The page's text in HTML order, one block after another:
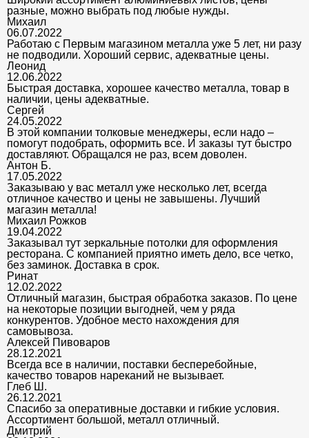
разные, можно выбрать под любые нужды.
Михаил
06.07.2022
Работаю с Первым магазином металла уже 5 лет, ни разу
не подводили. Хороший сервис, адекватные цены.
Леонид
12.06.2022
Быстрая доставка, хорошее качество металла, товар в
наличии, цены адекватные.
Сергей
24.05.2022
В этой компании толковые менеджеры, если надо –
помогут подобрать, оформить все. И заказы тут быстро
доставляют. Обращался не раз, всем доволен.
Антон Б.
17.05.2022
Заказываю у вас металл уже несколько лет, всегда
отличное качество и цены не завышены. Лучший
магазин металла!
Михаил Рожков
19.04.2022
Заказывал тут зеркальные потолки для оформления
ресторана. С компанией приятно иметь дело, все четко,
без заминок. Доставка в срок.
Ринат
12.02.2022
Отличный магазин, быстрая обработка заказов. По цене
на некоторые позиции выгодней, чем у ряда
конкурентов. Удобное место нахождения для
самовывоза.
Алексей Пивоваров
28.12.2021
Всегда все в наличии, поставки бесперебойные,
качество товаров нареканий не вызывает.
Глеб Ш.
26.12.2021
Спасибо за оперативные доставки и гибкие условия.
Ассортимент большой, металл отличный.
Дмитрий